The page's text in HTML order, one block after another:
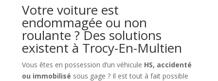
Votre voiture est
endommagée ou non
roulante ? Des solutions
existent à Trocy-En-Multien
Vous êtes en possession d’un véhicule HS, accidenté
ou immobilisé sous gage ? Il est tout à fait possible